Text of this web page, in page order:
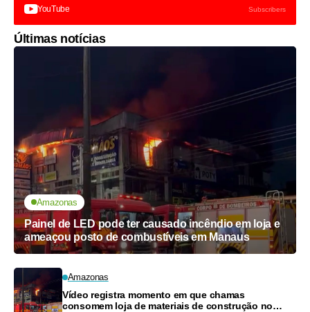
YouTube Subscribers
Últimas notícias
Amazonas
Painel de LED pode ter causado incêndio em loja e
ameaçou posto de combustíveis em Manaus
Amazonas
Vídeo registra momento em que chamas
consomem loja de materiais de construção no